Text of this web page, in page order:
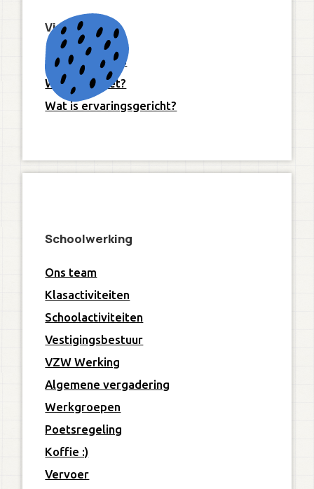
Visie
Onze 10 pijlers
Wat is Freinet?
Wat is ervaringsgericht?
Schoolwerking
Ons team
Klasactiviteiten
Schoolactiviteiten
Vestigingsbestuur
VZW Werking
Algemene vergadering
Werkgroepen
Poetsregeling
Koffie :)
Vervoer